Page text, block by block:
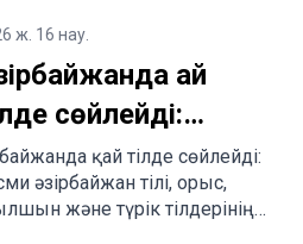
ж. 16 нау.
қай
сөйлейді:
мен көшуді
үшін
қай тілде сөйлейді:
әзірбайжан тілі, орыс,
және түрік тілдерінің